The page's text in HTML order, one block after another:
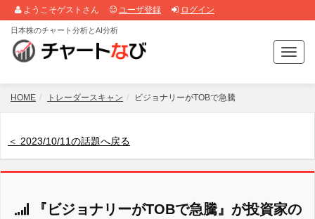
ようこそゲストさん ユーザ登録 ログイン
T
o
g
a
日本株のチャート分析とAI分析
HOME トレーダースキャン ビジョナリーがTOBで急騰
＜ 2023/10/11の話題へ戻る
『ビジョナリーがTOBで急騰』が投資家の